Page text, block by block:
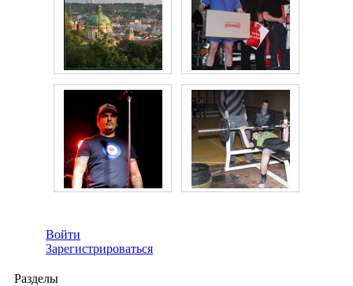
Войти
Зарегистрироваться
Разделы